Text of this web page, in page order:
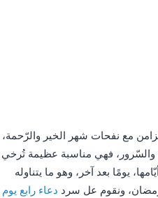
مع نفحات شهر الخير والرّحمة،
والسّرور، فهي مناسبة عظيمة تُرخي
يومًا بعد آخر، وهو ما يتناوله
ونقوم عل سرد دعاء رابع يوم